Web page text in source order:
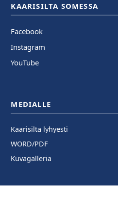
KAARISILTA SOMESSA
Facebook
Instagram
YouTube
MEDIALLE
Kaarisilta lyhyesti
WORD/PDF
Kuvagalleria